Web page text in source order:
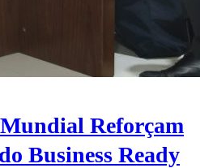
Reforçam
Business Ready